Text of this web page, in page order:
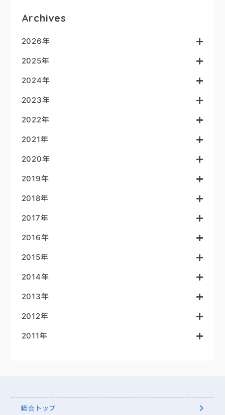
Archives
2026年
2025年
2024年
2023年
2022年
2021年
2020年
2019年
2018年
2017年
2016年
2015年
2014年
2013年
2012年
2011年
総合トップ